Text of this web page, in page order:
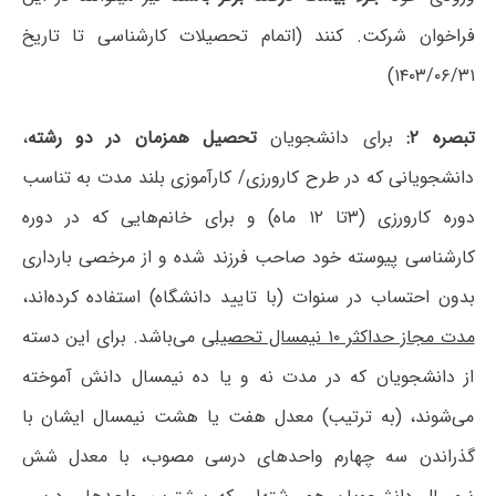
فراخوان شرکت. کنند (اتمام تحصیلات کارشناسی تا تاریخ
۱۴۰۳/۰۶/۳۱)
تبصره ۲: برای دانشجویانتحصیل همزمان در دو رشته،
دانشجویانی که در طرح کارورزی/ کارآموزی بلند مدت به تناسب
دوره کارورزی (۳تا ۱۲ ماه) و برای خانم‌هایی که در دوره
کارشناسی پیوسته خود صاحب فرزند شده و از مرخصی بارداری
بدون احتساب در سنوات (با تایید دانشگاه) استفاده کرده‌اند،
مدت مجاز حداکثر ۱۰ نیمسال تحصیلی
می‌باشد. برای این دسته
از دانشجویان که در مدت نه و یا ده نیمسال دانش آموخته
می‌شوند، (به ترتیب) معدل هفت یا هشت نیمسال ایشان با
گذراندن سه چهارم واحدهای درسی مصوب، با معدل شش